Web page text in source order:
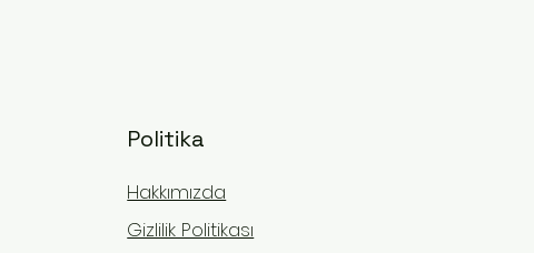
Politika
Hakkımızda
Gizlilik Politikası